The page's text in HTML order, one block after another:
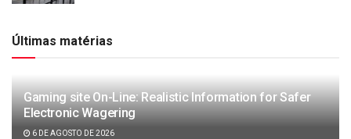
Últimas matérias
Gaming site On-Line: Realistic Information for Safer
Electronic Wagering
6 DE AGOSTO DE 2026